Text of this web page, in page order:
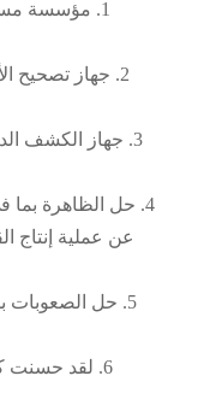
1. مؤسسة
2. جهاز تصحيح
3. جهاز الكشف
4. حل الظاهرة
عن عملية إنتاج
5. حل الصعوبات
6. لقد حسنت